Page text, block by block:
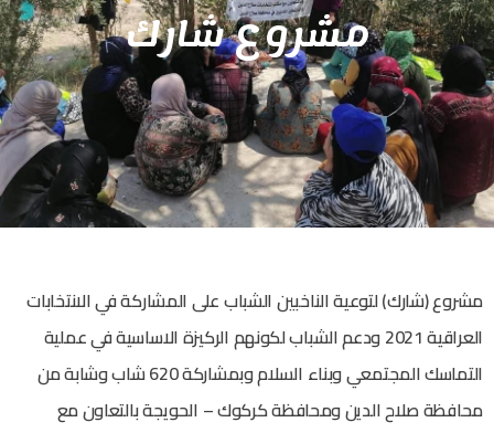
مشروع شارك
مشروع (شارك) لتوعية الناخبين الشباب على المشاركة في الانتخابات
العراقية 2021 ودعم الشباب لكونهم الركيزة الاساسية في عملية
التماسك المجتمعي وبناء السلام وبمشاركة 620 شاب وشابة من
محافظة صلاح الدين ومحافظة كركوك – الحويجة بالتعاون مع